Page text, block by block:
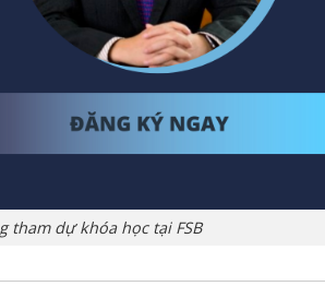
tham dự khóa học tại FSB